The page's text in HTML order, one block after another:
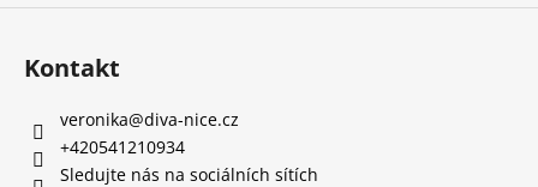
Kontakt
veronika@diva-nice.cz
+420541210934
Sledujte nás na sociálních sítích